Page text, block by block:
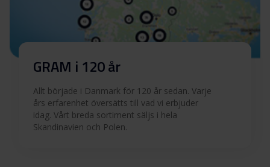
GRAM i 120 år
Allt började i Danmark för 120 år sedan. Varje
års erfarenhet översätts till vad vi erbjuder
idag. Vårt breda sortiment säljs i hela
Skandinavien och Polen.